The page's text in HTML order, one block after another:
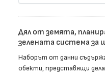
Дял от земята,
зелената система за
Наборът от данни
обекти, представящи